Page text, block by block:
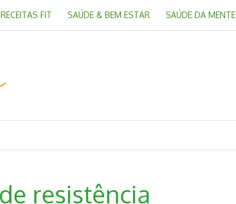
RECEITAS FIT SAÚDE & BEM ESTAR SAÚDE DA MENTE
resistência